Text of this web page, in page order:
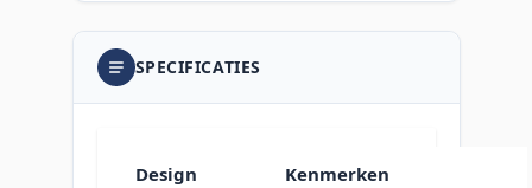
SPECIFICATIES
Design Kenmerken